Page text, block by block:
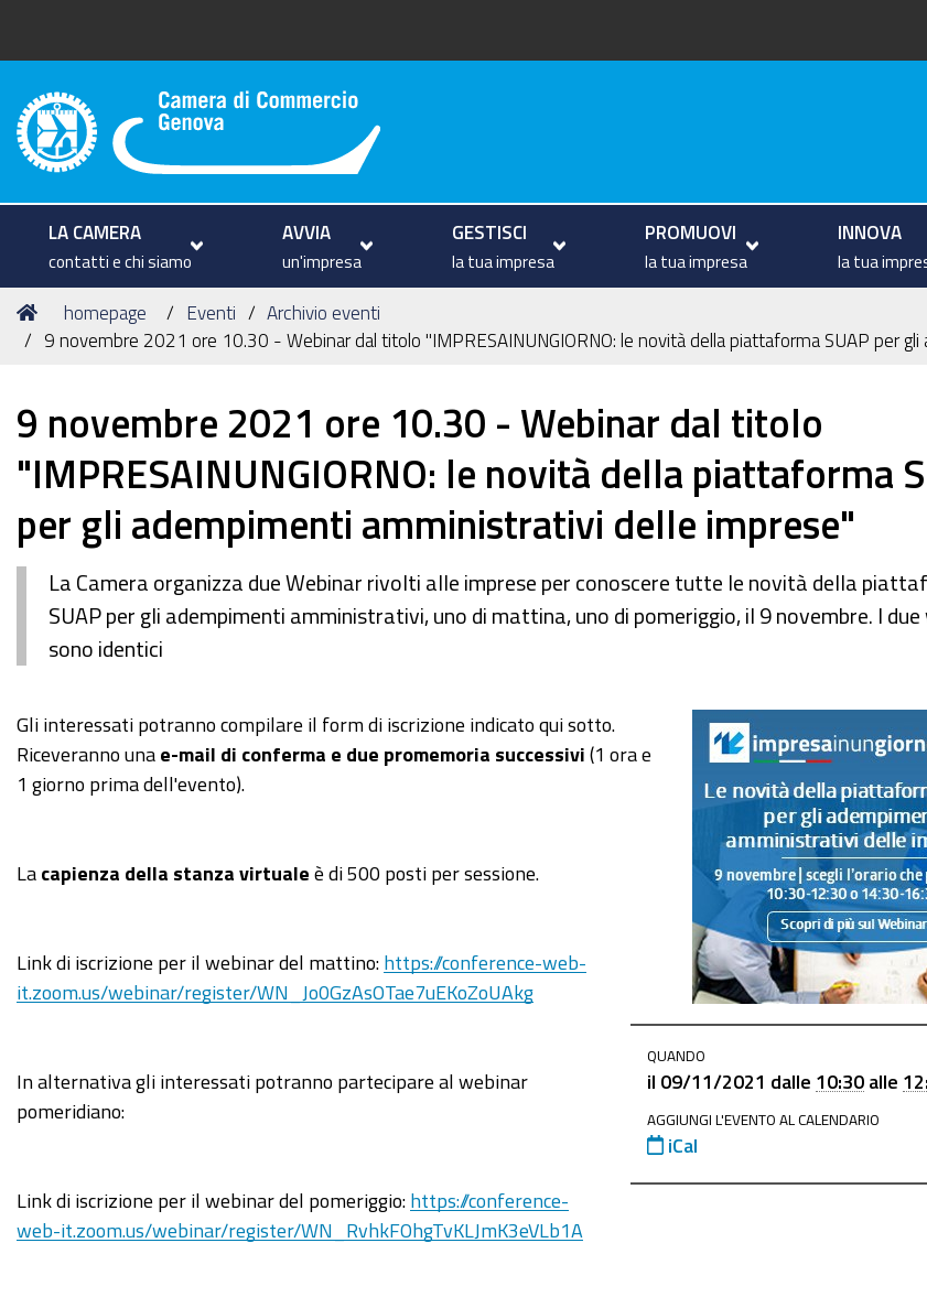
Camera di Commercio di Genova
LA CAMERA
contatti e chi siamo
AVVIA
un'impresa
GESTISCI
la tua impresa
PROMUOVI
la tua impresa
INNOVA
la tua
Tu
sei
Home
homepage Eventi
Archivio eventi
9 novembre 2021 ore 10.30 - Webinar dal titolo "IMPRESAINUNGIORNO: le novità della piattaforma SUAP per
9 novembre 2021 ore 10.30 - Webinar dal titolo
"IMPRESAINUNGIORNO: le novità della piattaforma
per gli adempimenti amministrativi delle imprese"
La Camera organizza due Webinar rivolti alle imprese per conoscere tutte le novità della
SUAP per gli adempimenti amministrativi, uno di mattina, uno di pomeriggio, il 9 novembre. I due
sono identici
https://www.ge.camcom.gov.it/it/elementi-
homepage/events/archivio-
eventi/9-
ore-
webinar-
dal-
9
novembre
10.30
-
QUANDO
il 09/11/2021 dalle 10:30alle
AGGIUNGI L'EVENTO AL CALENDARIO
iCal
Gli interessati potranno compilare il form di iscrizione indicato qui sotto.
Riceveranno una e-mail di conferma e due promemoria successivi (1 ora e
1 giorno prima dell'evento).
La capienza della stanza virtuale è di 500 posti per sessione.
Link di iscrizione per il webinar del mattino: https://conference-web-
it.zoom.us/webinar/register/WN_Jo0GzAsOTae7uEKoZoUAkg
In alternativa gli interessati potranno partecipare al webinar
pomeridiano:
Link di iscrizione per il webinar del pomeriggio: https://conference-
web-it.zoom.us/webinar/register/WN_RvhkFOhgTvKLJmK3eVLb1A